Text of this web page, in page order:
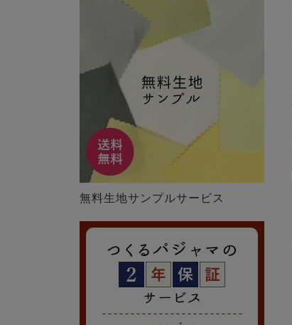
無料生地サンプルサービス